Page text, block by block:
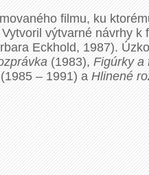
filmu, ku
výtvarné návrhy k
Eckhold, 1987).
(1983),Figúrky a
– 1991) aHlinené